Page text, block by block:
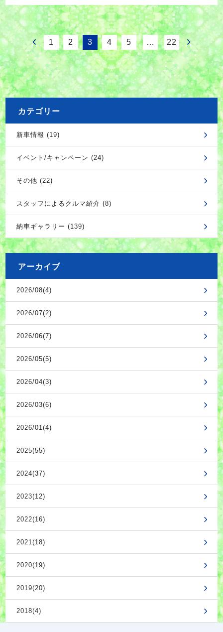
1 2 3 4 5 … 22
カテゴリー
新車情報 (19)
イベント/キャンペーン (24)
その他 (22)
スタッフによるクルマ紹介 (8)
納車ギャラリー (139)
アーカイブ
2026/08(4)
2026/07(2)
2026/06(7)
2026/05(5)
2026/04(3)
2026/03(6)
2026/01(4)
2025(55)
2024(37)
2023(12)
2022(16)
2021(18)
2020(19)
2019(20)
2018(4)